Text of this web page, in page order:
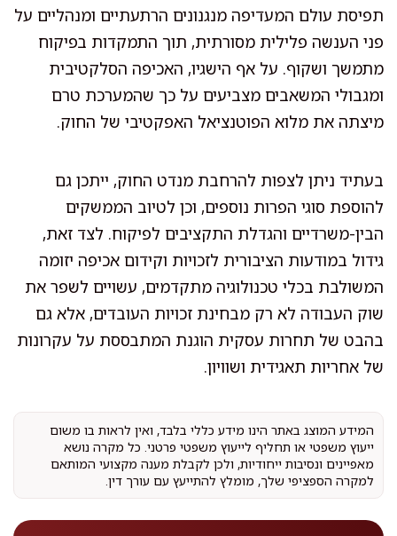
תפיסת עולם המעדיפה מנגנונים הרתעתיים ומנהליים על
פני הענשה פלילית מסורתית, תוך התמקדות בפיקוח
מתמשך ושקוף. על אף הישגיו, האכיפה הסלקטיבית
ומגבולי המשאבים מצביעים על כך שהמערכת טרם
מיצתה את מלוא הפוטנציאל האפקטיבי של החוק.
בעתיד ניתן לצפות להרחבת מנדט החוק, ייתכן גם
להוספת סוגי הפרות נוספים, וכן לטיוב הממשקים
הבין-משרדיים והגדלת התקציבים לפיקוח. לצד זאת,
גידול במודעות הציבורית לזכויות וקידום אכיפה יזומה
המשולבת בכלי טכנולוגיה מתקדמים, עשויים לשפר את
שוק העבודה לא רק מבחינת זכויות העובדים, אלא גם
בהבט של תחרות עסקית הוגנת המתבססת על עקרונות
של אחריות תאגידית ושוויון.
המידע המוצג באתר הינו מידע כללי בלבד, ואין לראות בו משום
ייעוץ משפטי או תחליף לייעוץ משפטי פרטני. כל מקרה נושא
מאפיינים ונסיבות ייחודיות, ולכן לקבלת מענה מקצועי המותאם
למקרה הספציפי שלך, מומלץ להתייעץ עם עורך דין.